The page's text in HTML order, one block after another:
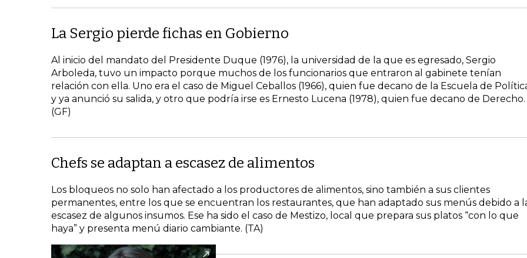
La Sergio pierde fichas en Gobierno
Al inicio del mandato del Presidente Duque (1976), la universidad de la que es egresado, Sergio
Arboleda, tuvo un impacto porque muchos de los funcionarios que entraron al gabinete tenían
relación con ella. Uno era el caso de Miguel Ceballos (1966), quien fue decano de la Escuela de
y ya anunció su salida, y otro que podría irse es Ernesto Lucena (1978), quien fue decano de Derecho.
(GF)
Chefs se adaptan a escasez de alimentos
Los bloqueos no solo han afectado a los productores de alimentos, sino también a sus clientes
permanentes, entre los que se encuentran los restaurantes, que han adaptado sus menús debido a
escasez de algunos insumos. Ese ha sido el caso de Mestizo, local que prepara sus platos “con lo que
haya” y presenta menú diario cambiante. (TA)